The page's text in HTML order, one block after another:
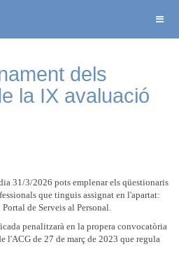
dels
la IX avaluació
31/3/2026 pots emplenar els qüestionaris
que tinguis assignat en l'apartat:
de Serveis al Personal.
penalitzarà en la propera convocatòria
l'ACG de 27 de març de 2023 que regula